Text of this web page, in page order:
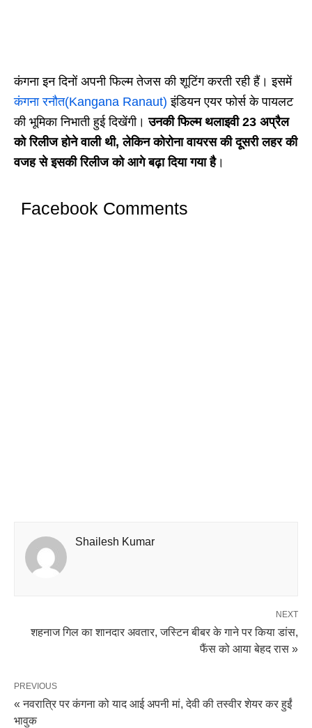
कंगना इन दिनों अपनी फिल्म तेजस की शूटिंग करती रही हैं। इसमें
कंगना रनौत(Kangana Ranaut)इंडियन एयर फोर्स के पायलट
की भूमिका निभाती हुई दिखेंगी। उनकी फिल्म थलाइवी 23 अप्रैल
को रिलीज होने वाली थी, लेकिन कोरोना वायरस की दूसरी लहर की
वजह से इसकी रिलीज को आगे बढ़ा दिया गया है।
Facebook Comments
Shailesh Kumar
NEXT
शहनाज गिल का शानदार अवतार, जस्टिन बीबर के गाने पर किया डांस,
फैंस को आया बेहद रास »
PREVIOUS
« नवरात्रि पर कंगना को याद आई अपनी मां, देवी की तस्वीर शेयर कर हुईं
भावुक